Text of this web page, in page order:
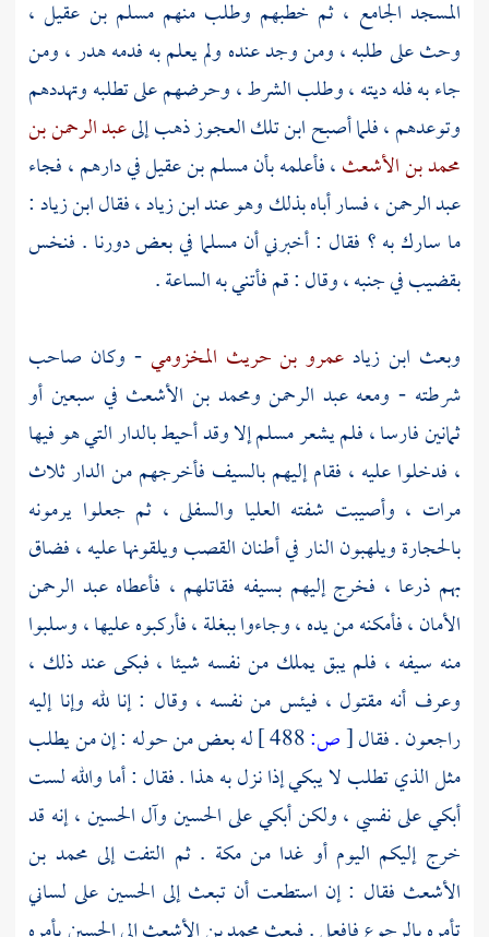
المسجد الجامع ، ثم خطبهم وطلب منهممسلم بن عقيل ،
وحث على طلبه ، ومن وجد عنده ولم يعلم به فدمه هدر ، ومن
جاء به فله ديته ، وطلب الشرط ، وحرضهم على تطلبه وتهددهم
وتوعدهم ، فلما أصبح ابن تلك العجوز ذهب إلىعبد الرحمن بن
محمد بن الأشعث، فأعلمه بأنمسلم بن عقيلفي دارهم ، فجاء
عبد الرحمن، فسار أباه بذلك وهو عندابن زياد، فقالابن زياد:
ما سارك به ؟ فقال : أخبرني أنمسلما في بعض دورنا . فنخس
بقضيب في جنبه ، وقال : قم فأتني به الساعة .
وبعث ابن زياد عمرو بن حريث المخزومي- وكان صاحب
شرطته - ومعهعبد الرحمن ومحمد بن الأشعث في سبعين أو
ثمانين فارسا ، فلم يشعرمسلمإلا وقد أحيط بالدار التي هو فيها
، فدخلوا عليه ، فقام إليهم بالسيف فأخرجهم من الدار ثلاث
مرات ، وأصيبت شفته العليا والسفلى ، ثم جعلوا يرمونه
بالحجارة ويلهبون النار في أطنان القصب ويلقونها عليه ، فضاق
بهم ذرعا ، فخرج إليهم بسيفه فقاتلهم ، فأعطاهعبد الرحمن
الأمان ، فأمكنه من يده ، وجاءوا ببغلة ، فأركبوه عليها ، وسلبوا
منه سيفه ، فلم يبق يملك من نفسه شيئا ، فبكى عند ذلك ،
وعرف أنه مقتول ، فيئس من نفسه ، وقال : إنا لله وإنا إليه
راجعون . فقال[ص:
له بعض من حوله : إن من يطلب
مثل الذي تطلب لا يبكي إذا نزل به هذا . فقال : أما والله لست
أبكي على نفسي ، ولكن أبكي علىالحسينوآلالحسين، إنه قد
خرج إليكم اليوم أو غدا منمكة . ثم التفت إلى محمد بن
الأشعث فقال : إن استطعت أن تبعث إلى الحسين على لساني